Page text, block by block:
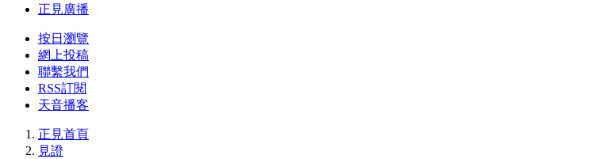
正見廣播
按日瀏覽
網上投稿
聯繫我們
RSS訂閱
天音播客
正見首頁
見證